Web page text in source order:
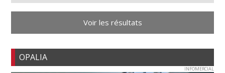
Voir les résultats
OPALIA
INFOMERCIAL